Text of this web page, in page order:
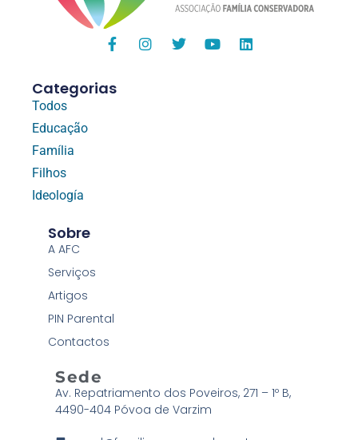
Categorias
Todos
Educação
Família
Filhos
Ideología
Sobre
A AFC
Serviços
Artigos
PIN Parental
Contactos
Sede
Av. Repatriamento dos Poveiros, 271 – 1º B,
4490-404 Póvoa de Varzim